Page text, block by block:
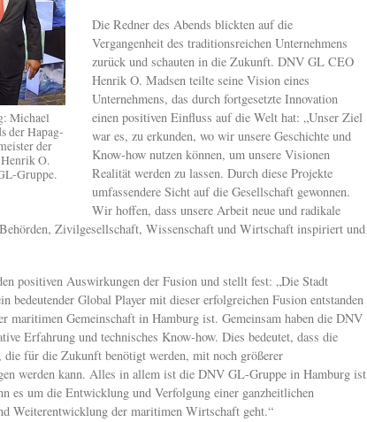
Michael
der Hapag-
der
O.
Gruppe.
Die Redner des Abends blickten auf die
Vergangenheit des traditionsreichen Unternehmens
zurück und schauten in die Zukunft. DNV GL CEO
Henrik O. Madsen teilte seine Vision eines
Unternehmens, das durch fortgesetzte Innovation
einen positiven Einfluss auf die Welt hat: „Unser Ziel
war es, zu erkunden, wo wir unsere Geschichte und
Know-how nutzen können, um unsere Visionen
Realität werden zu lassen. Durch diese Projekte
umfassendere Sicht auf die Gesellschaft gewonnen.
Wir hoffen, dass unsere Arbeit neue und radikale
Zivilgesellschaft, Wissenschaft und Wirtschaft inspiriert und
positiven Auswirkungen der Fusion und stellt fest: „Die Stadt
bedeutender Global Player mit dieser erfolgreichen Fusion entstanden
maritimen Gemeinschaft in Hamburg ist. Gemeinsam haben die DNV
Erfahrung und technisches Know-how. Dies bedeutet, dass die
für die Zukunft benötigt werden, mit noch größerer
werden kann. Alles in allem ist die DNV GL-Gruppe in Hamburg ist
es um die Entwicklung und Verfolgung einer ganzheitlichen
Weiterentwicklung der maritimen Wirtschaft geht.“